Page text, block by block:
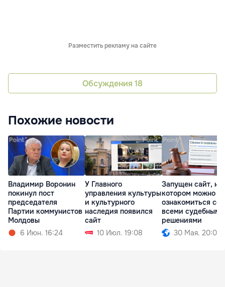
Разместить рекламу на сайте
Обсуждения 18
Похожие новости
Владимир Воронин
покинул пост
председателя
Партии коммунистов
Молдовы
6 Июн. 16:24
У Главного
управления культуры
и культурного
наследия появился
сайт
10 Июл. 19:08
Запущен сайт, на
котором можно
ознакомиться со
всеми судебными
решениями
30 Мая. 20:00